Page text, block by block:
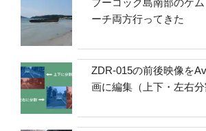
フーコック島南部のケ
ーチ両方行ってきた
ZDR-015の前後映像を
画に編集（上下・左右分